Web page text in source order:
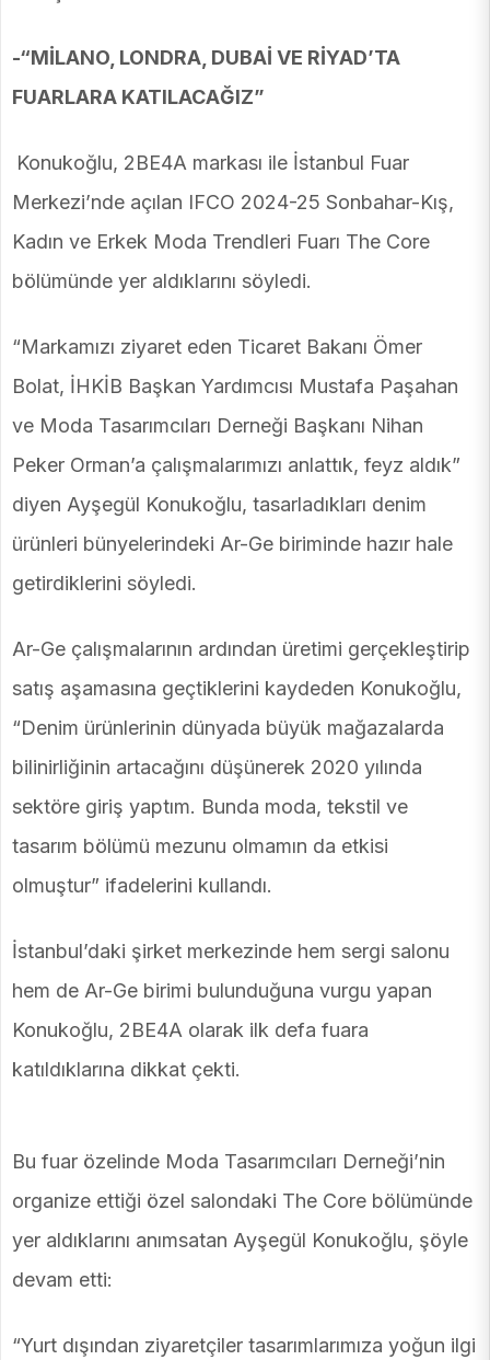
-“MİLANO, LONDRA, DUBAİ VE RİYAD’TA
FUARLARA KATILACAĞIZ”
Konukoğlu, 2BE4A markası ile İstanbul Fuar
Merkezi’nde açılan IFCO 2024-25 Sonbahar-Kış,
Kadın ve Erkek Moda Trendleri Fuarı The Core
bölümünde yer aldıklarını söyledi.
“Markamızı ziyaret eden Ticaret Bakanı Ömer
Bolat, İHKİB Başkan Yardımcısı Mustafa Paşahan
ve Moda Tasarımcıları Derneği Başkanı Nihan
Peker Orman’a çalışmalarımızı anlattık, feyz aldık”
diyen Ayşegül Konukoğlu, tasarladıkları denim
ürünleri bünyelerindeki Ar-Ge biriminde hazır hale
getirdiklerini söyledi.
Ar-Ge çalışmalarının ardından üretimi gerçekleştirip
satış aşamasına geçtiklerini kaydeden Konukoğlu,
“Denim ürünlerinin dünyada büyük mağazalarda
bilinirliğinin artacağını düşünerek 2020 yılında
sektöre giriş yaptım. Bunda moda, tekstil ve
tasarım bölümü mezunu olmamın da etkisi
olmuştur” ifadelerini kullandı.
İstanbul’daki şirket merkezinde hem sergi salonu
hem de Ar-Ge birimi bulunduğuna vurgu yapan
Konukoğlu, 2BE4A olarak ilk defa fuara
katıldıklarına dikkat çekti.
Bu fuar özelinde Moda Tasarımcıları Derneği’nin
organize ettiği özel salondaki The Core bölümünde
yer aldıklarını anımsatan Ayşegül Konukoğlu, şöyle
devam etti:
“Yurt dışından ziyaretçiler tasarımlarımıza yoğun ilgi